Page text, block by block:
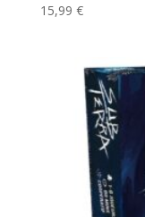
15,99 €